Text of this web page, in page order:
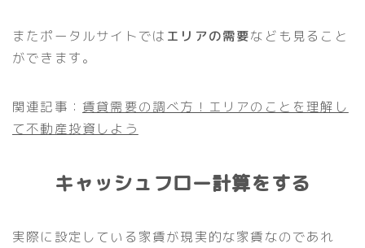
またポータルサイトでは エリアの需要なども見ること
ができます。
関連記事： 賃貸需要の調べ方！エリアのことを理解し
て不動産投資しよう
キャッシュフロー計算をする
実際に設定している家賃が現実的な家賃なのであれ